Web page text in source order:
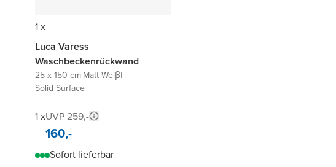
1 x
Luca Varess
Waschbeckenrückwand
25 x 150 cm|Matt Weiβ|
Solid Surface
1 xUVP 259,-
160,-
Sofort lieferbar